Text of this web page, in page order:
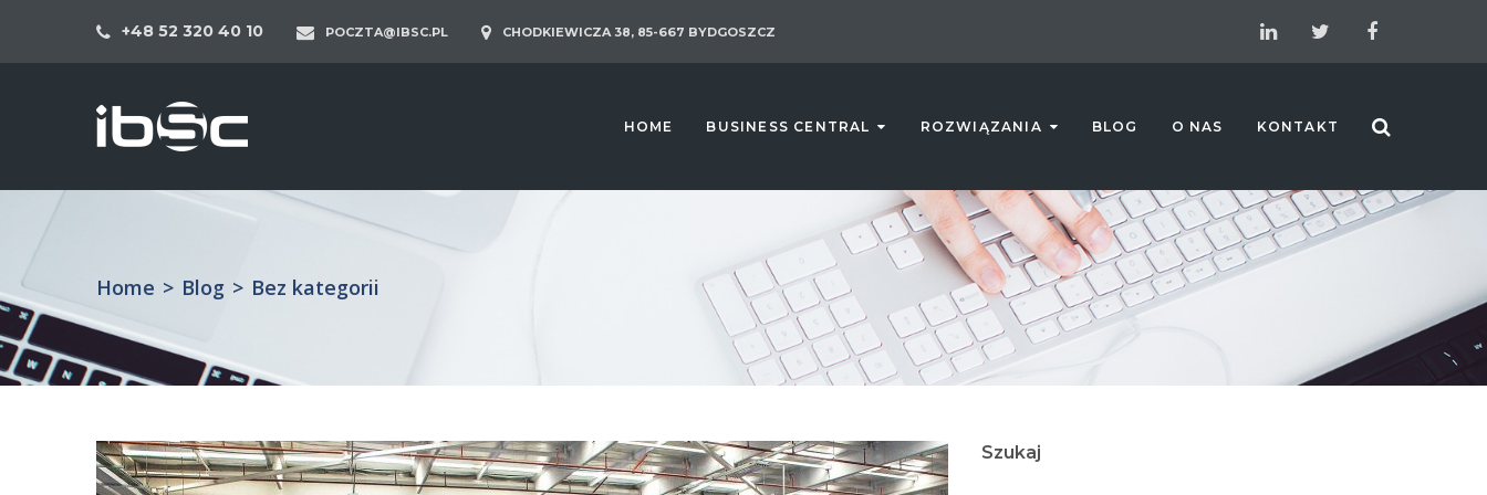
+48 52 320 40 10 POCZTA@IBSC.PL CHODKIEWICZA 38, 85-667 BYDGOSZCZ
HOME BUSINESS CENTRAL ROZWIĄZANIA BLOG O NAS KONTAKT
Home > Blog > Bez kategorii
Szukaj